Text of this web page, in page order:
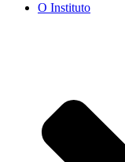
O Instituto